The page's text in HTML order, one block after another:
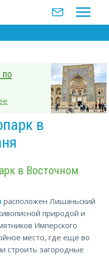
в
в Восточном
расположен Лишаньский
природой и
Имперского
место, где еще во
строить загородные